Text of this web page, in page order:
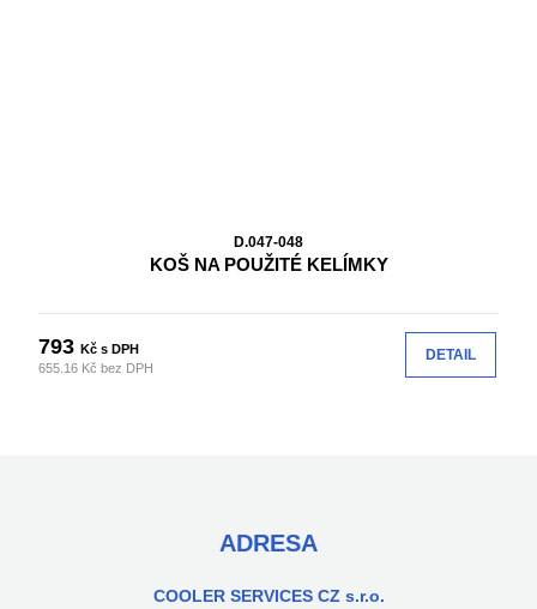
D.047-048
KOŠ NA POUŽITÉ KELÍMKY
793Kč s DPH
655.16 Kč bez DPH
DETAIL
ADRESA
COOLER SERVICES CZ s.r.o.